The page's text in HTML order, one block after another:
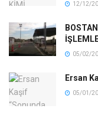
12/12/
05/02/
Ersan
05/01/